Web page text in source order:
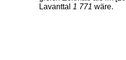
Lavanttal 1 771 wäre.